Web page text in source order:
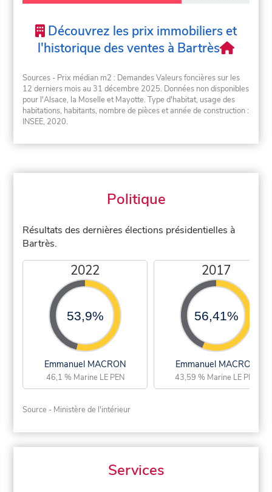
Découvrez les prix immobiliers et
l'historique des ventes à Bartrès
Sources - Prix médian m2 : Demandes Valeurs foncières sur les
12 derniers mois au 31 décembre 2025. Données non disponibles
pour l'Alsace, la Moselle et Mayotte. Type d'habitat, usage des
habitations, habitants, nombre de pièces et année de construction :
INSEE, 2020.
Politique
Résultats des dernières élections présidentielles à
Bartrès.
2022
53,9%
Emmanuel MACRON
46,1 % Marine LE PEN
2017
56,41%
Emmanuel MACRON
43,59 % Marine LE PEN
Source - Ministère de l'intérieur
Services